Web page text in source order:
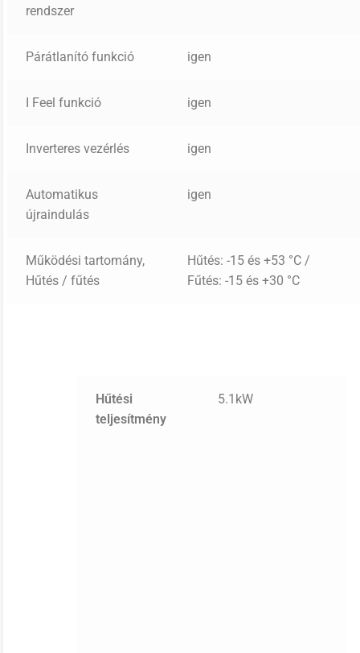
rendszer
Párátlanító funkció igen
I Feel funkció igen
Inverteres vezérlés igen
Automatikus
újraindulás
igen
Működési tartomány,
Hűtés / fűtés
Hűtés: -15 és +53 °C /
Fűtés: -15 és +30 °C
Hűtési
teljesítmény
5.1kW